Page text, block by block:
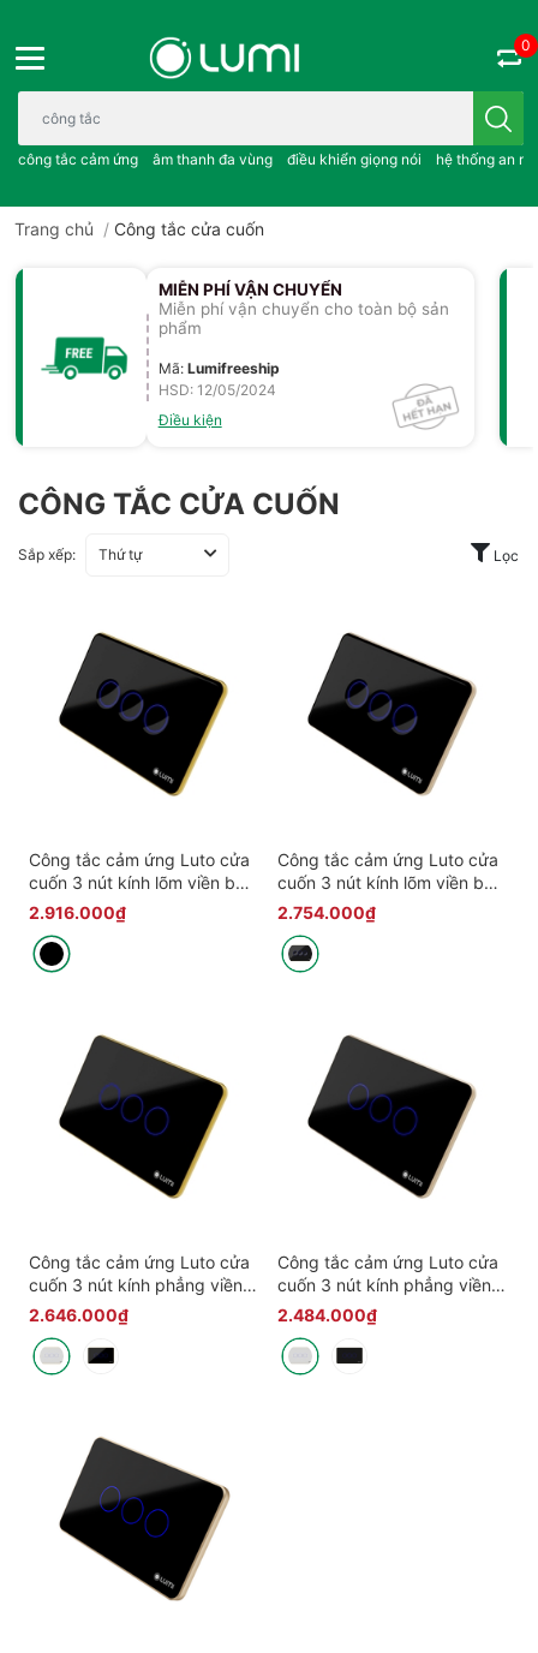
Bạn cần tìm gì..; công tắc cảm ứng..; âm thanh đa vùng ; điều
công tắc cảm ứng âm thanh đa vùng điều khiển giọng nói hệ thống an
0
Trang chủ / Công tắc cửa cuốn
MIỄN PHÍ VẬN CHUYỂN
Miễn phí vận chuyển cho toàn bộ sản
phẩm
Mã: Lumifreeship
HSD: 12/05/2024
Điều kiện
CÔNG TẮC CỬA CUỐN
Sắp xếp: Thứ tự Lọc
Công tắc cảm ứng Luto cửa
cuốn 3 nút kính lõm viền bo
vàng
2.916.000₫
Công tắc cảm ứng Luto cửa
cuốn 3 nút kính lõm viền bo
champagne
2.754.000₫
Công tắc cảm ứng Luto cửa
cuốn 3 nút kính phẳng viền
bo vàng
2.646.000₫
Công tắc cảm ứng Luto cửa
cuốn 3 nút kính phẳng viền
bo champagne
2.484.000₫